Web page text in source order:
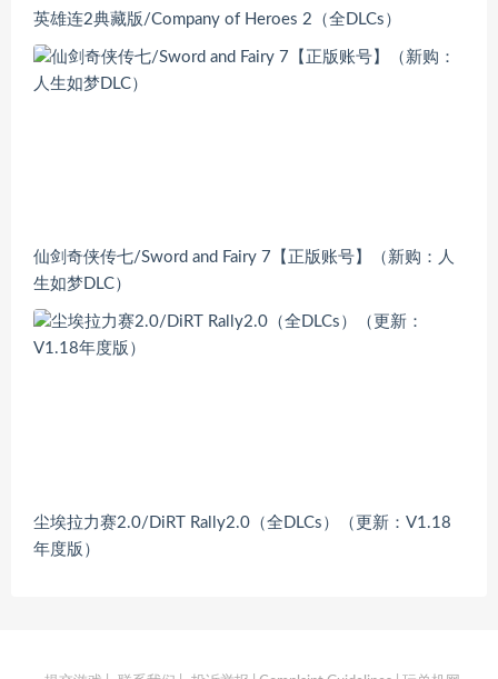
英雄连2典藏版/Company of Heroes 2（全DLCs）
仙剑奇侠传七/Sword and Fairy 7【正版账号】（新购：人
生如梦DLC）
尘埃拉力赛2.0/DiRT Rally2.0（全DLCs）（更新：V1.18
年度版）